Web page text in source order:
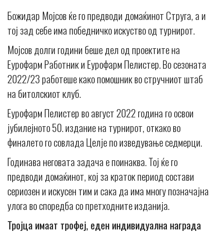
Божидар Мојсов ќе го предводи домаќинот Струга, а и
тој зад себе има победничко искуство од турнирот.
Мојсов долги години беше дел од проектите на
Еурофарм Работник и Еурофарм Пелистер. Во сезоната
2022/23 работеше како помошник во стручниот штаб
на битолскиот клуб.
Еурофарм Пелистер во август 2022 година го освои
јубилејното 50. издание на турнирот, откако во
финалето го совлада Целје по изведување седмерци.
Годинава неговата задача е поинаква. Тој ќе го
предводи домаќинот, кој за краток период состави
сериозен и искусен тим и сака да има многу позначајна
улога во споредба со претходните изданија.
Тројца имаат трофеј, еден индивидуална награда